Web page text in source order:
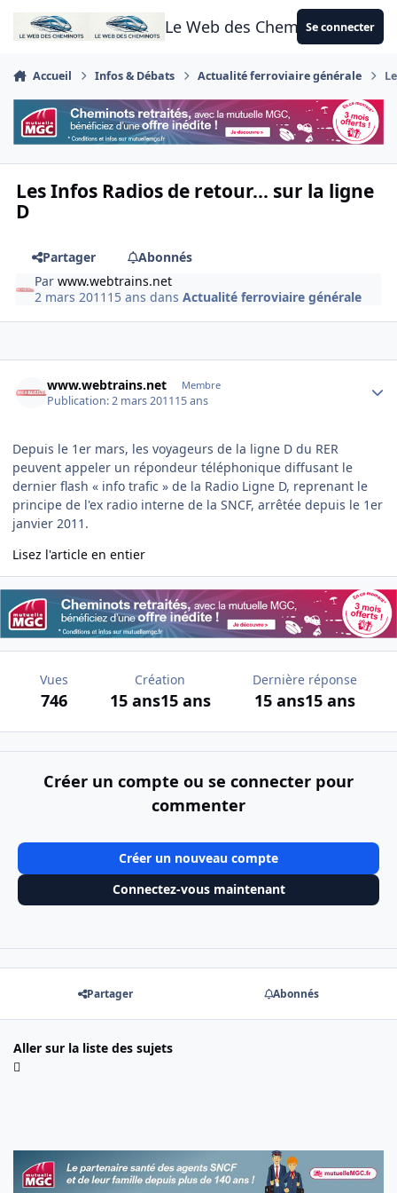
Aller au contenu
Le Web des CheminotsSe connecter
Accueil Infos & Débats Actualité ferroviaire générale
Les Infos Radios de retour... sur la ligne
D
Partager
Abonnés
Parwww.webtrains.net
2 mars 2011 15 ans dansActualité ferroviaire générale
www.webtrains.net Membre
Publication:2 mars 201115 ans
Depuis le 1er mars, les voyageurs de la ligne D du RER
peuvent appeler un répondeur téléphonique diffusant le
dernier flash « info trafic » de la Radio Ligne D, reprenant le
principe de l'ex radio interne de la SNCF, arrêtée depuis le 1er
janvier 2011.
Lisez l'article en entier
Vues
746
Création
15 ans15 ans
Dernière réponse
15 ans15 ans
Créer un compte ou se connecter pour
commenter
Créer un nouveau compte
Connectez-vous maintenant
Partager Abonnés
Aller sur la liste des sujets